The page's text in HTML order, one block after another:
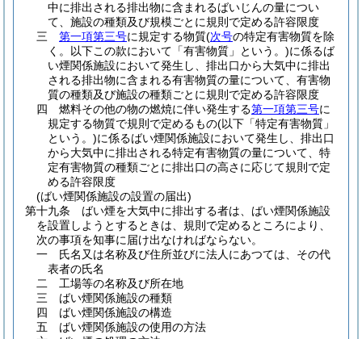
中に排出される排出物に含まれるばいじんの量につい
て、施設の種類及び規模ごとに規則で定める許容限度
三
第一項第三号に規定する物質(次号の特定有害物質を除
く。以下この款において「有害物質」という。)に係るば
い煙関係施設において発生し、排出口から大気中に排出
される排出物に含まれる有害物質の量について、有害物
質の種類及び施設の種類ごとに規則で定める許容限度
四
燃料その他の物の燃焼に伴い発生する第一項第三号に
規定する物質で規則で定めるもの(以下「特定有害物質」
という。)に係るばい煙関係施設において発生し、排出口
から大気中に排出される特定有害物質の量について、特
定有害物質の種類ごとに排出口の高さに応じて規則で定
める許容限度
(ばい煙関係施設の設置の届出)
第十九条
ばい煙を大気中に排出する者は、ばい煙関係施設
を設置しようとするときは、規則で定めるところにより、
次の事項を知事に届け出なければならない。
一
氏名又は名称及び住所並びに法人にあつては、その代
表者の氏名
二
工場等の名称及び所在地
三
ばい煙関係施設の種類
四
ばい煙関係施設の構造
五
ばい煙関係施設の使用の方法